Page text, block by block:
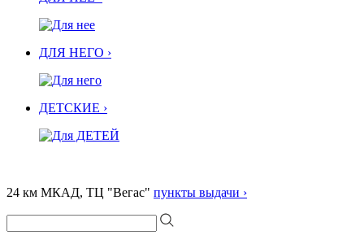
ДЛЯ НЕГО ›
ДЕТСКИЕ ›
24 км МКАД, ТЦ "Вегас" пункты выдачи ›